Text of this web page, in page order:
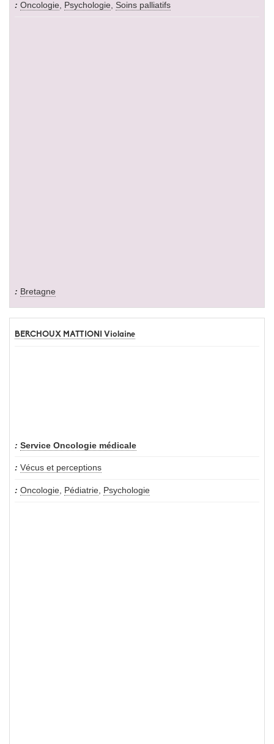
Oncologie, Psychologie, Soins palliatifs
Bretagne
BERCHOUX MATTIONI Violaine
Service Oncologie médicale
Vécus et perceptions
Oncologie Pédiatrie Psychologie